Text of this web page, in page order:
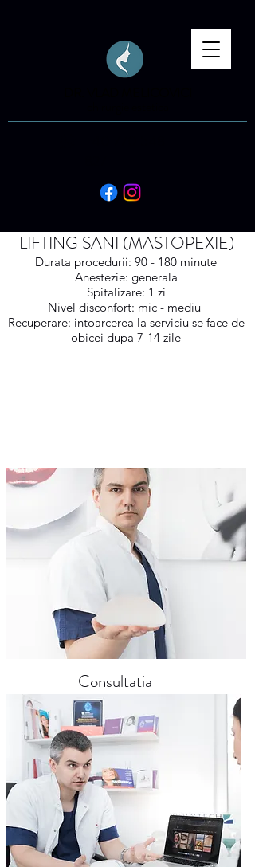
LIFTING SANI (MASTOPEXIE)
Durata procedurii: 90 - 180 minute
Anestezie: generala
Spitalizare: 1 zi
Nivel disconfort: mic - mediu
Recuperare: intoarcerea la serviciu se face de
obicei dupa 7-14 zile
Consultatia